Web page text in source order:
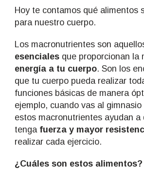
Hoy te contamos qué alimentos
para nuestro cuerpo.
Los macronutrientes son
esenciales que proporcionan la
energía a tu cuerpo. Son los
que tu cuerpo pueda realizar
funciones básicas de manera
ejemplo, cuando vas al gimnasio
estos macronutrientes ayudan a
tenga fuerza y mayor
realizar cada ejercicio.
¿Cuáles son estos alimentos?